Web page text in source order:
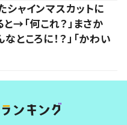
シャインマスカットに
→「何これ？」まさか
ところに！？」「かわい